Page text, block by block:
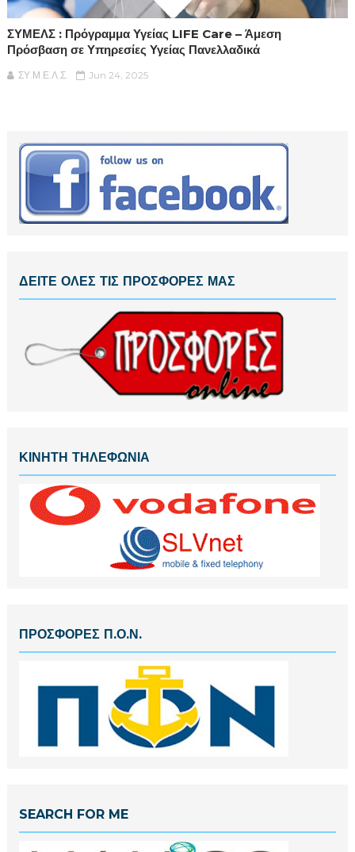
ΣΥΜΕΛΣ : Πρόγραμμα Υγείας LIFE Care – Άμεση
Πρόσβαση σε Υπηρεσίες Υγείας Πανελλαδικά
ΣΥ.Μ.Ε.Λ.Σ. Jun 24, 2025
ΔΕΙΤΕ ΟΛΕΣ ΤΙΣ ΠΡΟΣΦΟΡΕΣ ΜΑΣ
ΚΙΝΗΤΗ ΤΗΛΕΦΩΝΙΑ
ΠΡΟΣΦΟΡΕΣ Π.Ο.Ν.
SEARCH FOR ME